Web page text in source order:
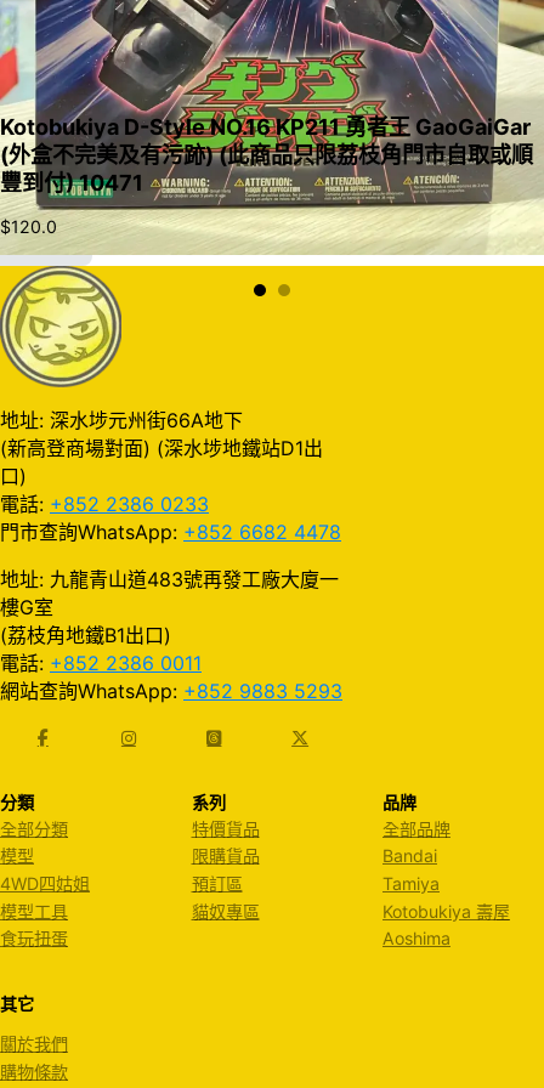
入購物車
Kotobukiya D-Style NO.16 KP211 勇者王 GaoGaiGar
(外盒不完美及有污跡) (此商品只限荔枝角門市自取或順
豐到付) 10471
$120.0
地址: 深水埗元州街66A地下
(新高登商場對面) (深水埗地鐵站D1出
口)
電話: +852 2386 0233
門市查詢WhatsApp: +852 6682 4478
地址: 九龍青山道483號再發工廠大廈一
樓G室
(荔枝角地鐵B1出口)
電話: +852 2386 0011
網站查詢WhatsApp: +852 9883 5293
分類
全部分類
模型
4WD四姑姐
模型工具
食玩扭蛋
系列
特價貨品
限購貨品
預訂區
貓奴專區
品牌
全部品牌
Bandai
Tamiya
Kotobukiya 壽屋
Aoshima
其它
關於我們
購物條款